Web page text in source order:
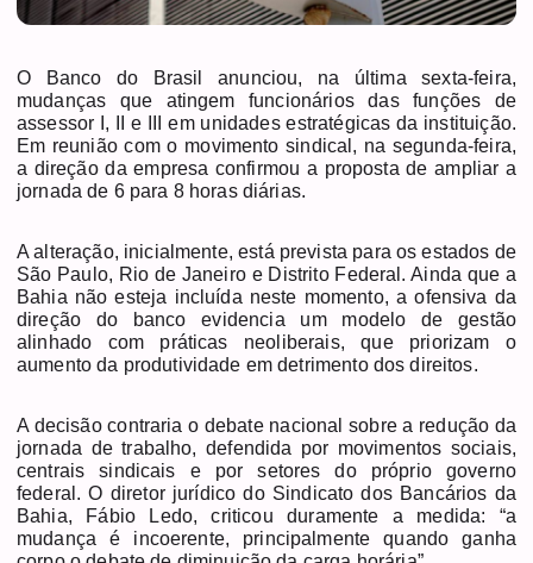
O Banco do Brasil anunciou, na última sexta-feira,
mudanças que atingem funcionários das funções de
assessor I, II e III em unidades estratégicas da instituição.
Em reunião com o movimento sindical, na segunda-feira,
a direção da empresa confirmou a proposta de ampliar a
jornada de 6 para 8 horas diárias.
A alteração, inicialmente, está prevista para os estados de
São Paulo, Rio de Janeiro e Distrito Federal. Ainda que a
Bahia não esteja incluída neste momento, a ofensiva da
direção do banco evidencia um modelo de gestão
alinhado com práticas neoliberais, que priorizam o
aumento da produtividade em detrimento dos direitos.
A decisão contraria o debate nacional sobre a redução da
jornada de trabalho, defendida por movimentos sociais,
centrais sindicais e por setores do próprio governo
federal. O diretor jurídico do Sindicato dos Bancários da
Bahia, Fábio Ledo, criticou duramente a medida: “a
mudança é incoerente, principalmente quando ganha